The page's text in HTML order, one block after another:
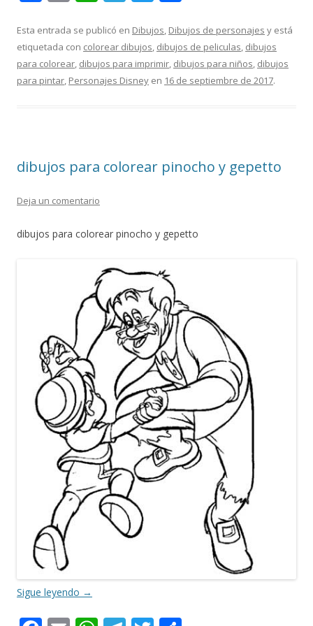
e
b
o
ai
l
at
s
A
e
gr
a
itt
er
m
p
ar
Esta entrada se publicó en Dibujos, Dibujos de personajes y está
etiquetada con colorear dibujos, dibujos de peliculas, dibujos
para colorear, dibujos para imprimir, dibujos para niños, dibujos
para pintar, Personajes Disney en 16 de septiembre de 2017.
dibujos para colorear pinocho y gepetto
Deja un comentario
dibujos para colorear pinocho y gepetto
Sigue leyendo →